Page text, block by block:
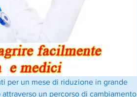
per un mese di riduzione in grande
un percorso di cambiamento